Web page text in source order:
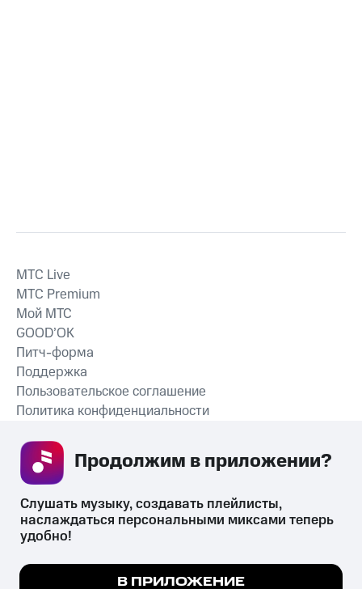
СКАЧАТЬ ПРИЛОЖЕНИЕ
MTС Live
MTС Premium
Мой МТС
GOOD’OK
Питч-форма
Поддержка
Пользовательское соглашение
Политика конфиденциальности
психотропных веществ, их аналогов причиняет вред здоровью,
их незаконный оборот запрещён и влечёт установленную
Мы используем куки, чтобы на сайте все
Слушать музыку, создавать плейлисты,
наслаждаться персональными миксами теперь
удобно!
В ПРИЛОЖЕНИЕ